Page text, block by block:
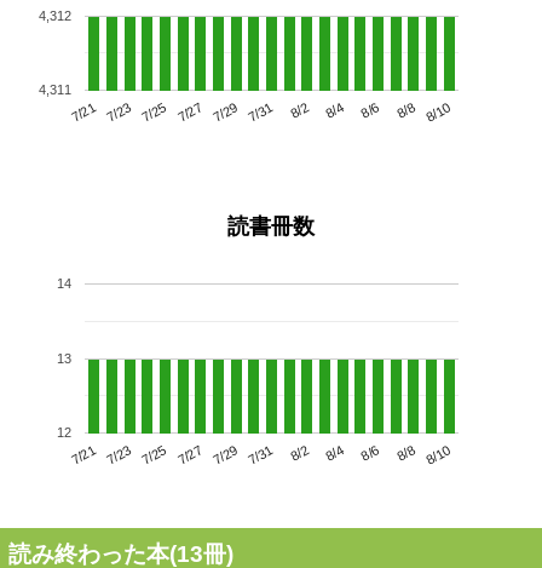
7/21 7/23 7/25 7/27 7/29 7/31 8/2 8/4 8/6 8/8 8/10
4,311
4,312
読書冊数
7/21 7/23 7/25 7/27 7/29 7/31 8/2 8/4 8/6 8/8 8/10
12
13
14
読み終わった本(13冊)